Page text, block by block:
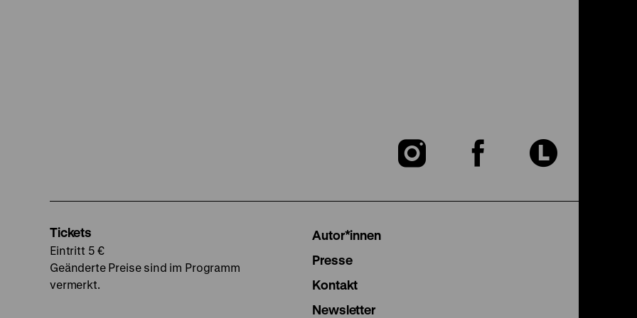
Zu
Zu
Zu
Tickets
Eintritt 5 €
Geänderte Preise sind im Programm
vermerkt.
Autor*innen
Presse
Kontakt
Newsletter